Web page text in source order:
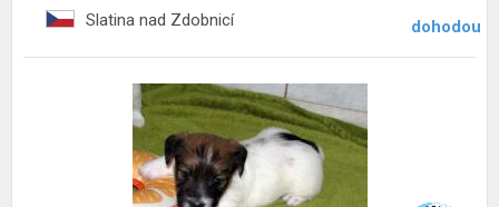
Slatina nad Zdobnicí dohodou